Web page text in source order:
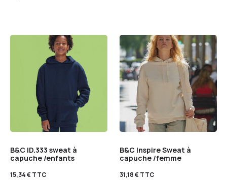
B&C ID.333 sweat à
capuche /enfants
15,34€TTC
B&C Inspire Sweat à
capuche /femme
31,18€TTC